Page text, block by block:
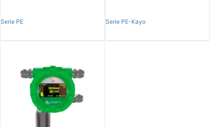
Serie PE Serie PE-Kayo